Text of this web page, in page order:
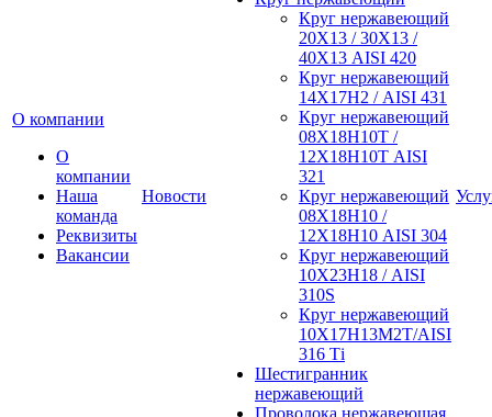
О компании
О
компании
Наша
команда
Реквизиты
Вакансии
Новости
Круг нержавеющий
20Х13 / 30Х13 /
40Х13 AISI 420
Круг нержавеющий
14Х17Н2 / AISI 431
Круг нержавеющий
08Х18Н10Т /
12Х18Н10Т AISI
321
Круг нержавеющий
08Х18Н10 /
12Х18Н10 AISI 304
Круг нержавеющий
10Х23Н18 / AISI
310S
Круг нержавеющий
10Х17Н13М2Т/AISI
316 Тi
Шестигранник
нержавеющий
Проволока нержавеющая